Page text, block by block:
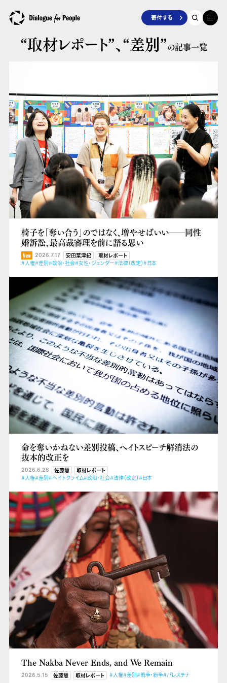
寄付する
“取材レポート”、“差別”の記事一覧
椅子を「奪い合う」のではなく、増やせばいい──同性
婚訴訟、最高裁審理を前に語る思い
2026.7.17 安田菜津紀
取材レポート
#人権#差別#政治・社会#女性・ジェンダー#法律（改定）#日本
命を奪いかねない差別投稿、ヘイトスピーチ解消法の
抜本的改正を
2026.6.28 佐藤慧
取材レポート
#人権#差別#ヘイトクライム#政治・社会#法律（改定）#日本
The Nakba Never Ends, and We Remain
2026.5.15 佐藤慧 取材レポート #人権#差別#戦争・紛争#パレスチナ